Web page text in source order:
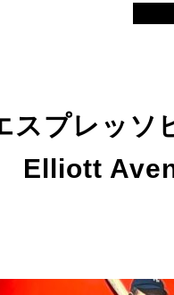
スプレッ
Elliott